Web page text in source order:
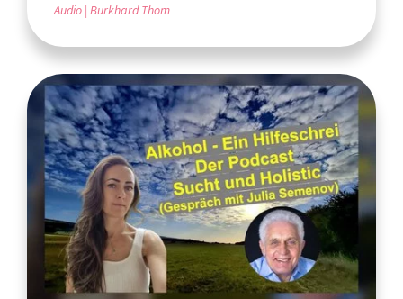
Audio Burkhard Thom